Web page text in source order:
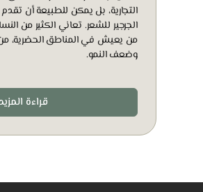
التجارية، بل يمكن للطبيعة أن
الجرجير للشعر. تعاني الكثير من
من يعيش في المناطق الحضرية،
وضعف النمو.
قراءة المزيد